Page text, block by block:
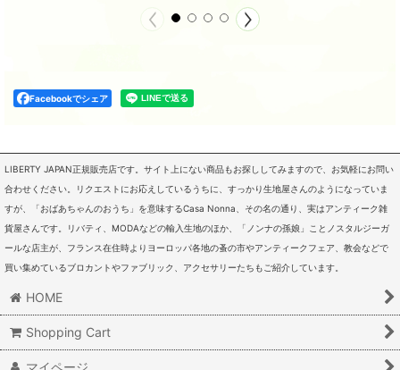
Facebookでシェア
LIBERTY JAPAN正規販売店です。サイト上にない商品もお探ししてみますので、お気軽にお問い
合わせください。リクエストにお応えしているうちに、すっかり生地屋さんのようになっていま
すが、「おばあちゃんのおうち」を意味するCasa Nonna、その名の通り、実はアンティーク雑
貨屋さんです。リバティ、MODAなどの輸入生地のほか、「ノンナの孫娘」ことノスタルジーガ
ールな店主が、フランス在住時よりヨーロッパ各地の蚤の市やアンティークフェア、教会などで
買い集めているブロカントやファブリック、アクセサリーたちもご紹介しています。
HOME
Shopping Cart
マイページ